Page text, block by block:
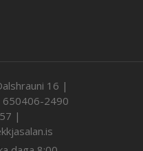
16 |
2490
|